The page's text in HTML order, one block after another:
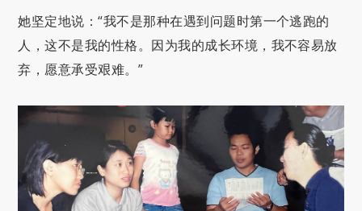
她坚定地说：“我不是那种在遇到问题时第一个逃跑的
人，这不是我的性格。因为我的成长环境，我不容易放
弃，愿意承受艰难。”